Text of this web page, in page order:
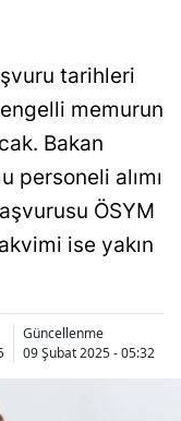
Artvin
Aydın
Balıkesir
Bilecik
Bingöl
Bolu
tarihleri
memurun
Bakan
personeli alımı
ÖSYM
ise yakın
Güncellenme
09 Şubat 2025 - 05:32